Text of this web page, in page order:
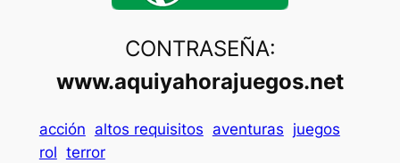
CONTRASEÑA:
www.aquiyahorajuegos.net
acción altos requisitos aventuras juegos
rol terror